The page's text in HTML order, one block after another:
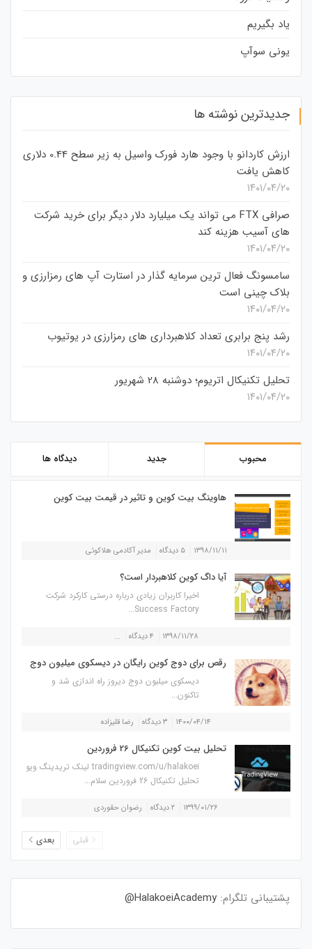
یاد بگیریم
یونی سوآپ
جدیدترین نوشته ها
ارزش کاردانو با وجود هارد فورک واسیل به زیر سطح 0.44 دلاری
کاهش یافت
۱۴۰۱/۰۴/۲۰
صرافی FTX می تواند یک میلیارد دلار دیگر برای خرید شرکت
های آسیب هزینه کند
۱۴۰۱/۰۴/۲۰
سامسونگ فعال‌ ترین سرمایه‌ گذار در استارت‌ آپ‌ های رمزارزی و
بلاک چینی است
۱۴۰۱/۰۴/۲۰
رشد پنج برابری تعداد کلاهبرداری های رمزارزی در یوتیوب
۱۴۰۱/۰۴/۲۰
تحلیل تکنیکال اتریوم؛ دوشنبه 28 شهریور
۱۴۰۱/۰۴/۲۰
محبوب جدید دیدگاه ها
هاوینگ بیت کوین و تاثیر در قیمت بیت کوین
۱۳۹۸/۱۱/۱۱ ۵ دیدگاه مدیر آکادمی هلاکوئی
آیا داگ کوین کلاهبردار است؟
اخیرا کاربران زیادی درباره درستی کارکرد شرکت
Success Factory...
۱۳۹۸/۱۱/۲۸ ۴ دیدگاه ...
رقص برای دوج کوین رایگان در دیسکوی میلیون دوج
دیسکوی میلیون دوج دیروز راه اندازی شد و
تاکنون...
۱۴۰۰/۰۴/۱۴ ۳ دیدگاه رضا قلیزاده
تحلیل بیت کوین تکنیکال 26 فروردین
tradingview.com/u/halakoei لینک تریدینگ ویو
تحلیل تکنیکال 26 فروردین سلام...
۱۳۹۹/۰۱/۲۶ ۲ دیدگاه رضوان حقوردی
قبلی بعدی
پشتیبانی تلگرام: HalakoeiAcademy@